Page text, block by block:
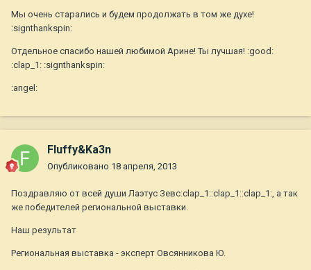
Мы очень старались и будем продолжать в том же духе!
:signthankspin:
Отдельное спасибо нашей любимой Арине! Ты лучшая! :good:
:clap_1: :signthankspin:
:angel:
Fluffy&Ka3n
Опубликовано 18 апреля, 2013
Поздравляю от всей души Лаэтус Зевс:clap_1::clap_1::clap_1:, а так
же победителей региональной выставки.
Наш результат
Региональная выставка - эксперт Овсянникова Ю.